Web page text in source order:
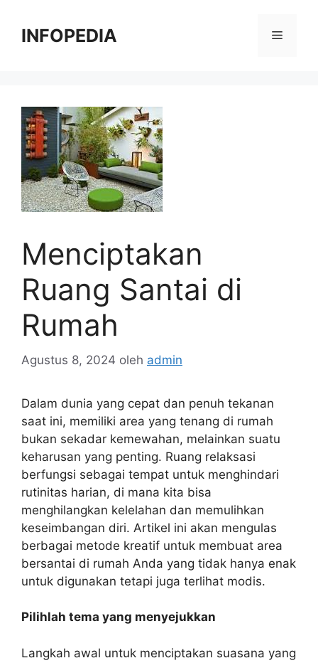
INFOPEDIA Menu
Menciptakan
Ruang Santai di
Rumah
Agustus 8, 2024 oleh admin
Dalam dunia yang cepat dan penuh tekanan
saat ini, memiliki area yang tenang di rumah
bukan sekadar kemewahan, melainkan suatu
keharusan yang penting. Ruang relaksasi
berfungsi sebagai tempat untuk menghindari
rutinitas harian, di mana kita bisa
menghilangkan kelelahan dan memulihkan
keseimbangan diri. Artikel ini akan mengulas
berbagai metode kreatif untuk membuat area
bersantai di rumah Anda yang tidak hanya enak
untuk digunakan tetapi juga terlihat modis.
Pilihlah tema yang menyejukkan
Langkah awal untuk menciptakan suasana yang